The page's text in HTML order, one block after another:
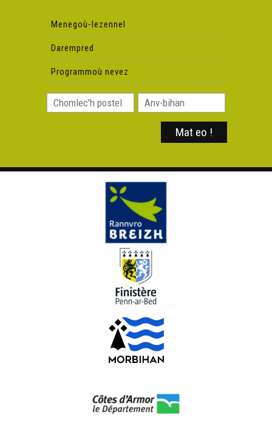
Menegoù-lezennel
Darempred
Programmoù nevez